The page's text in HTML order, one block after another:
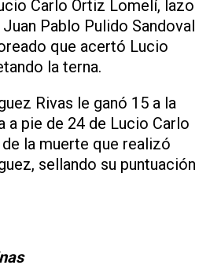
Carlo Ortiz Lomelí, lazo
Pablo Pulido Sandoval
que acertó Lucio
la terna.
Rivas le ganó 15 a la
a pie de 24 de Lucio Carlo
la muerte que realizó
sellando su puntuación